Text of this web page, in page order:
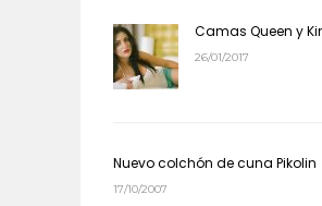
Camas Queen y
26/01/2017
Nuevo colchón de cuna Pikolin
17/10/2007